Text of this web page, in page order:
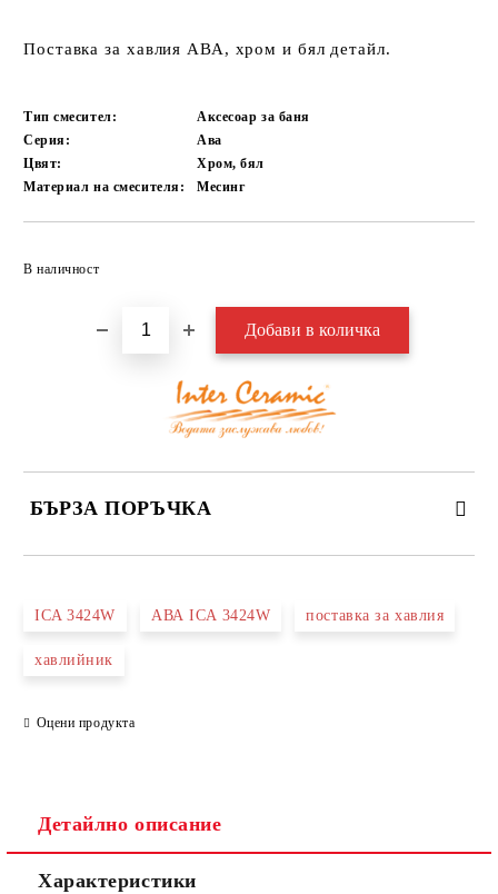
Поставка за хавлия АВА, хром и бял детайл.
Тип смесител:
Аксесоар за баня
Серия:
Ава
Цвят:
Хром, бял
Материал на смесителя:
Месинг
В наличност
БЪРЗА ПОРЪЧКА
Съгласен съм с
ICA 3424W АВА ICA 3424W поставка за хавлия
хавлийник
Оцени продукта
Детайлно описание
Характеристики